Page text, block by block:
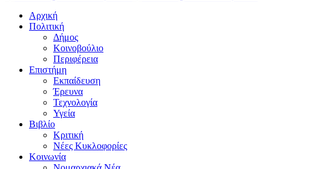
Αρχική
Πολιτική
Δήμος
Κοινοβούλιο
Περιφέρεια
Επιστήμη
Εκπαίδευση
Έρευνα
Τεχνολογία
Υγεία
Βιβλίο
Κριτική
Νέες Κυκλοφορίες
Κοινωνία